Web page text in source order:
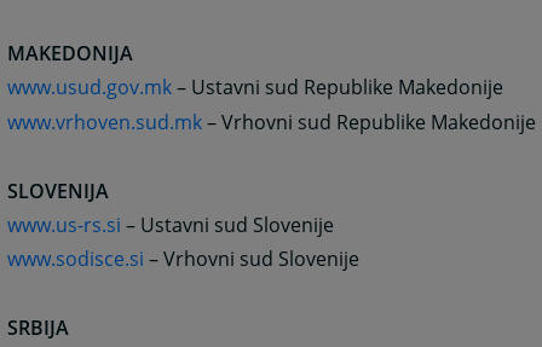
MAKEDONIJA
www.usud.gov.mk– Ustavni sud Republike Makedonije
www.vrhoven.sud.mk– Vrhovni sud Republike Makedonije
SLOVENIJA
www.us-rs.si – Ustavni sud Slovenije
www.sodisce.si – Vrhovni sud Slovenije
SRBIJA